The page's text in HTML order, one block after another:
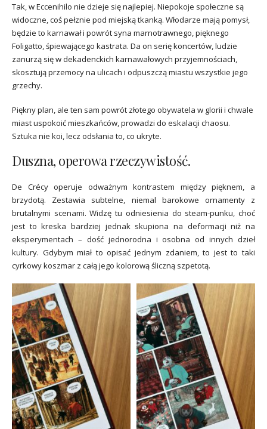
Tak, w Eccenihilo nie dzieje się najlepiej. Niepokoje społeczne są
widoczne, coś pełznie pod miejską tkanką. Włodarze mają pomysł,
będzie to karnawał i powrót syna marnotrawnego, pięknego
Foligatto, śpiewającego kastrata. Da on serię koncertów, ludzie
zanurzą się w dekadenckich karnawałowych przyjemnościach,
skosztują przemocy na ulicach i odpuszczą miastu wszystkie jego
grzechy.
Piękny plan, ale ten sam powrót złotego obywatela w glorii i chwale
miast uspokoić mieszkańców, prowadzi do eskalacji chaosu.
Sztuka nie koi, lecz odsłania to, co ukryte.
Duszna, operowa rzeczywistość.
De Crécy operuje odważnym kontrastem między pięknem, a
brzydotą. Zestawia subtelne, niemal barokowe ornamenty z
brutalnymi scenami. Widzę tu odniesienia do steam-punku, choć
jest to kreska bardziej jednak skupiona na deformacji niż na
eksperymentach – dość jednorodna i osobna od innych dzieł
kultury. Gdybym miał to opisać jednym zdaniem, to jest to taki
cyrkowy koszmar z całą jego kolorową śliczną szpetotą.